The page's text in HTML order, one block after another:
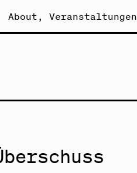
About Veranstaltungen